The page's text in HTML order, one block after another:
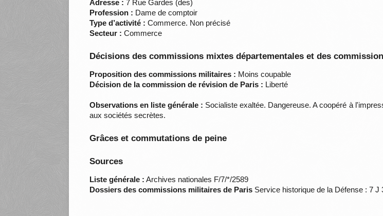
Adresse : 7 Rue Gardes (des)
Profession : Dame de comptoir
Type d’activité : Commerce. Non précisé
Secteur : Commerce
Décisions des commissions mixtes départementales et des
Proposition des commissions militaires : Moins coupable
Décision de la commission de révision de Paris : Liberté
Observations en liste générale : Socialiste exaltée. Dangereuse. A coopéré à
aux sociétés secrètes.
Grâces et commutations de peine
Sources
Liste générale : Archives nationales F/7/*/2589
Dossiers des commissions militaires de Paris Service historique de la Défense : 7 J